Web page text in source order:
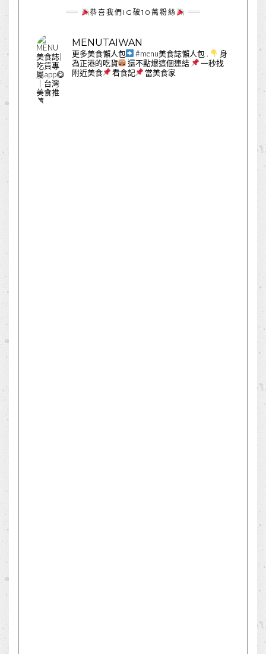
恭喜我們IG破10萬粉絲
MENUTAIWAN
更多美食懶人包 #menu美食誌懶人包 .
身
為正港的吃貨
還不點爆這個連結
一秒找
附近美食
看食記 當美食家